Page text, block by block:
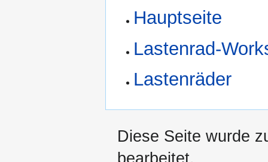
Hauptseite
Lastenrad-
Lastenräder
Diese Seite wurde